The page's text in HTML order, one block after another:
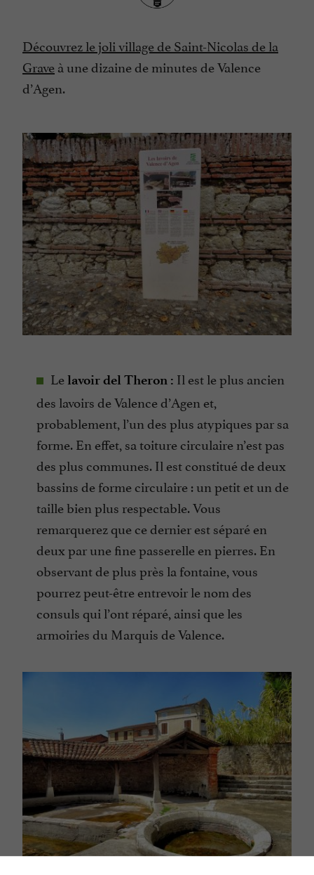
Découvrez le joli village de Saint-Nicolas de la
Graveà une dizaine de minutes de Valence
d’Agen.
Lelavoir del Theron : Il est le plus ancien
des lavoirs de Valence d’Agen et,
probablement, l’un des plus atypiques par sa
forme. En effet, sa toiture circulaire n’est pas
des plus communes. Il est constitué de deux
bassins de forme circulaire : un petit et un de
taille bien plus respectable. Vous
remarquerez que ce dernier est séparé en
deux par une fine passerelle en pierres. En
observant de plus près la fontaine, vous
pourrez peut-être entrevoir le nom des
consuls qui l’ont réparé, ainsi que les
armoiries du Marquis de Valence.